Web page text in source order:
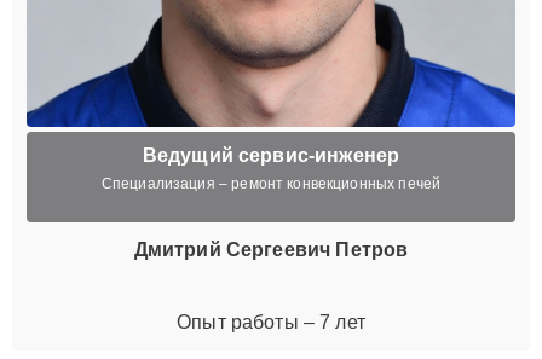
Ведущий сервис-инженер
Специализация – ремонт конвекционных печей
Дмитрий Сергеевич Петров
Опыт работы – 7 лет